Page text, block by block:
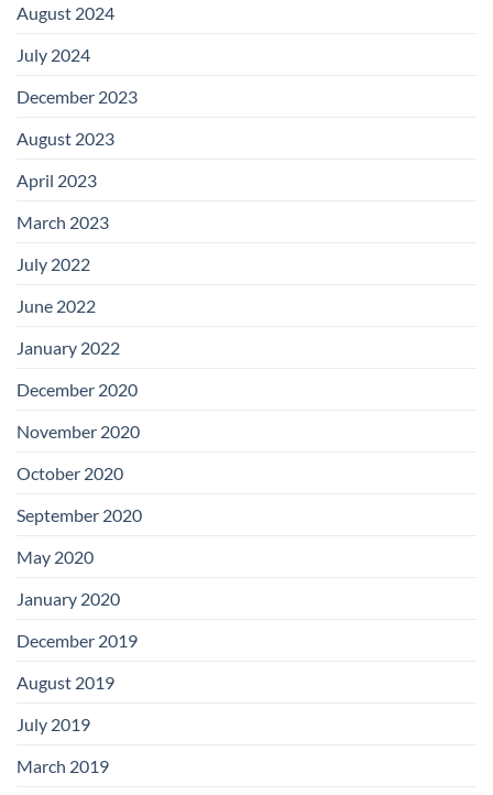
August 2024
July 2024
December 2023
August 2023
April 2023
March 2023
July 2022
June 2022
January 2022
December 2020
November 2020
October 2020
September 2020
May 2020
January 2020
December 2019
August 2019
July 2019
March 2019